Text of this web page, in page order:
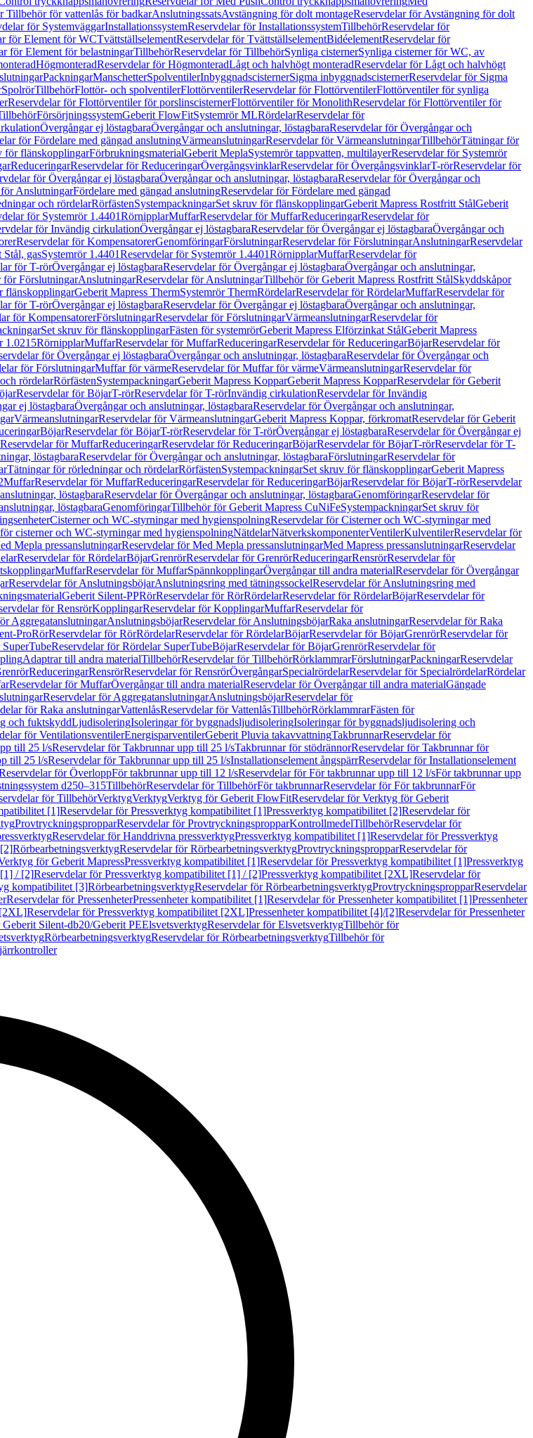
Tillbehör för vattenlås för badkarAnslutningssatsAvstängning för dolt montageReservdelar för Avstängning för dolt
för SystemväggarInstallationssystemReservdelar för InstallationssystemTillbehörReservdelar för
för Element för WCTvättställselementReservdelar för TvättställselementBidéelementReservdelar för
för Element för belastningarTillbehörReservdelar för TillbehörSynliga cisternerSynliga cisterner för WC, av
HögmonteradReservdelar för HögmonteradLågt och halvhögt monteradReservdelar för Lågt och halvhögt
PackningarManschetterSpolventilerInbyggnadscisternerSigma inbyggnadscisternerReservdelar för Sigma
SpolrörTillbehörFlottör- och spolventilerFlottörventilerReservdelar för FlottörventilerFlottörventiler för synliga
Reservdelar för Flottörventiler för porslinscisternerFlottörventiler för MonolithReservdelar för Flottörventiler för
FörsörjningssystemGeberit FlowFitSystemrör MLRördelarReservdelar för
Övergångar ej löstagbaraÖvergångar och anslutningar, löstagbaraReservdelar för Övergångar och
för Fördelare med gängad anslutningVärmeanslutningarReservdelar för VärmeanslutningarTillbehörTätningar för
för flänskopplingarFörbrukningsmaterialGeberit MeplaSystemrör tappvatten, multilayerReservdelar för Systemrör
ReduceringarReservdelar för ReduceringarÖvergångsvinklarReservdelar för ÖvergångsvinklarT-rörReservdelar för
för Övergångar ej löstagbaraÖvergångar och anslutningar, löstagbaraReservdelar för Övergångar och
AnslutningarFördelare med gängad anslutningReservdelar för Fördelare med gängad
och rördelarRörfästenSystempackningarSet skruv för flänskopplingarGeberit Mapress Rostfritt StålGeberit
för Systemrör 1.4401RörnipplarMuffarReservdelar för MuffarReduceringarReservdelar för
för Invändig cirkulationÖvergångar ej löstagbaraReservdelar för Övergångar ej löstagbaraÖvergångar och
Reservdelar för KompensatorerGenomföringarFörslutningarReservdelar för FörslutningarAnslutningarReservdelar
Stål, gasSystemrör 1.4401Reservdelar för Systemrör 1.4401RörnipplarMuffarReservdelar för
för T-rörÖvergångar ej löstagbaraReservdelar för Övergångar ej löstagbaraÖvergångar och anslutningar,
för FörslutningarAnslutningarReservdelar för AnslutningarTillbehör för Geberit Mapress Rostfritt StålSkyddskåpor
flänskopplingarGeberit Mapress ThermSystemrör ThermRördelarReservdelar för RördelarMuffarReservdelar för
för T-rörÖvergångar ej löstagbaraReservdelar för Övergångar ej löstagbaraÖvergångar och anslutningar,
för KompensatorerFörslutningarReservdelar för FörslutningarVärmeanslutningarReservdelar för
Set skruv för flänskopplingarFästen för systemrörGeberit Mapress Elförzinkat StålGeberit Mapress
1.0215RörnipplarMuffarReservdelar för MuffarReduceringarReservdelar för ReduceringarBöjarReservdelar för
för Övergångar ej löstagbaraÖvergångar och anslutningar, löstagbaraReservdelar för Övergångar och
för FörslutningarMuffar för värmeReservdelar för Muffar för värmeVärmeanslutningarReservdelar för
rördelarRörfästenSystempackningarGeberit Mapress KopparGeberit Mapress KopparReservdelar för Geberit
Reservdelar för BöjarT-rörReservdelar för T-rörInvändig cirkulationReservdelar för Invändig
ej löstagbaraÖvergångar och anslutningar, löstagbaraReservdelar för Övergångar och anslutningar,
VärmeanslutningarReservdelar för VärmeanslutningarGeberit Mapress Koppar, förkromatReservdelar för Geberit
BöjarReservdelar för BöjarT-rörReservdelar för T-rörÖvergångar ej löstagbaraReservdelar för Övergångar ej
Reservdelar för MuffarReduceringarReservdelar för ReduceringarBöjarReservdelar för BöjarT-rörReservdelar för T-
löstagbaraReservdelar för Övergångar och anslutningar, löstagbaraFörslutningarReservdelar för
Tätningar för rörledningar och rördelarRörfästenSystempackningarSet skruv för flänskopplingarGeberit Mapress
MuffarReservdelar för MuffarReduceringarReservdelar för ReduceringarBöjarReservdelar för BöjarT-rörReservdelar
löstagbaraReservdelar för Övergångar och anslutningar, löstagbaraGenomföringarReservdelar för
löstagbaraGenomföringarTillbehör för Geberit Mapress CuNiFeSystempackningarSet skruv för
Cisterner och WC-styrningar med hygienspolningReservdelar för Cisterner och WC-styrningar med
cisterner och WC-styrningar med hygienspolningNätdelarNätverkskomponenterVentilerKulventilerReservdelar för
Mepla pressanslutningarReservdelar för Med Mepla pressanslutningarMed Mapress pressanslutningarReservdelar
Reservdelar för RördelarBöjarGrenrörReservdelar för GrenrörReduceringarRensrörReservdelar för
MuffarReservdelar för MuffarSpännkopplingarÖvergångar till andra materialReservdelar för Övergångar
Reservdelar för AnslutningsböjarAnslutningsring med tätningssockelReservdelar för Anslutningsring med
Geberit Silent-PPRörReservdelar för RörRördelarReservdelar för RördelarBöjarReservdelar för
för RensrörKopplingarReservdelar för KopplingarMuffarReservdelar för
AggregatanslutningarAnslutningsböjarReservdelar för AnslutningsböjarRaka anslutningarReservdelar för Raka
ProRörReservdelar för RörRördelarReservdelar för RördelarBöjarReservdelar för BöjarGrenrörReservdelar för
Reservdelar för Rördelar SuperTubeBöjarReservdelar för BöjarGrenrörReservdelar för
Adaptrar till andra materialTillbehörReservdelar för TillbehörRörklammrarFörslutningarPackningarReservdelar
ReduceringarRensrörReservdelar för RensrörÖvergångarSpecialrördelarReservdelar för SpecialrördelarRördelar
Reservdelar för MuffarÖvergångar till andra materialReservdelar för Övergångar till andra materialGängade
Reservdelar för AggregatanslutningarAnslutningsböjarReservdelar för
för Raka anslutningarVattenlåsReservdelar för VattenlåsTillbehörRörklammrarFästen för
och fuktskyddLjudisoleringIsoleringar för byggnadsljudisoleringIsoleringar för byggnadsljudisolering och
för VentilationsventilerEnergisparventilerGeberit Pluvia takavvattningTakbrunnarReservdelar för
till 25 l/sReservdelar för Takbrunnar upp till 25 l/sTakbrunnar för stödrännorReservdelar för Takbrunnar för
till 25 l/sReservdelar för Takbrunnar upp till 25 l/sInstallationselement ångspärrReservdelar för Installationselement
för ÖverloppFör takbrunnar upp till 12 l/sReservdelar för För takbrunnar upp till 12 l/sFör takbrunnar upp
d250–315TillbehörReservdelar för TillbehörFör takbrunnarReservdelar för För takbrunnarFör
för TillbehörVerktygVerktygVerktyg för Geberit FlowFitReservdelar för Verktyg för Geberit
[1]Reservdelar för Pressverktyg kompatibilitet [1]Pressverktyg kompatibilitet [2]Reservdelar för
ProvtryckningspropparReservdelar för ProvtryckningspropparKontrollmedelTillbehörReservdelar för
Reservdelar för Handdrivna pressverktygPressverktyg kompatibilitet [1]Reservdelar för Pressverktyg
RörbearbetningsverktygReservdelar för RörbearbetningsverktygProvtryckningspropparReservdelar för
för Geberit MapressPressverktyg kompatibilitet [1]Reservdelar för Pressverktyg kompatibilitet [1]Pressverktyg
/ [2]Reservdelar för Pressverktyg kompatibilitet [1] / [2]Pressverktyg kompatibilitet [2XL]Reservdelar för
kompatibilitet [3]RörbearbetningsverktygReservdelar för RörbearbetningsverktygProvtryckningspropparReservdelar
Reservdelar för PressenheterPressenheter kompatibilitet [1]Reservdelar för Pressenheter kompatibilitet [1]Pressenheter
[2XL]Reservdelar för Pressverktyg kompatibilitet [2XL]Pressenheter kompatibilitet [4]/[2]Reservdelar för Pressenheter
Silent-db20/Geberit PEElsvetsverktygReservdelar för ElsvetsverktygTillbehör för
RörbearbetningsverktygReservdelar för RörbearbetningsverktygTillbehör för